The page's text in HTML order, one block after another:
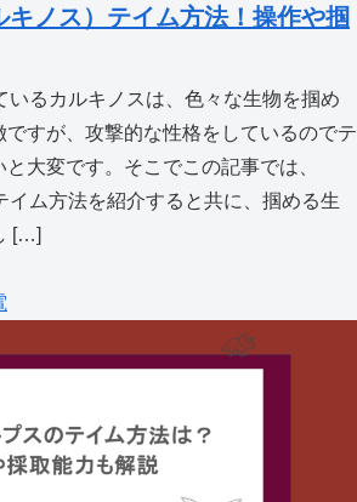
ノス）テイム方法！操作や掴
いるカルキノスは、色々な生物を掴め
ですが、攻撃的な性格をしているのでテ
大変です。そこでこの記事では、
イム方法を紹介すると共に、掴める生
[…]